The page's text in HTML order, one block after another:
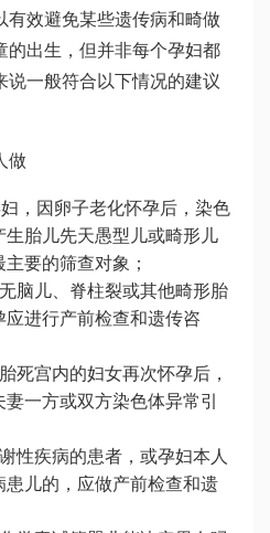
有效避免某些遗传病和畸做
的出生，但并非每个孕妇都
说一般符合以下情况的建议
做
，因卵子老化怀孕后，染色
生胎儿先天愚型儿或畸形儿
要的筛查对象；
脑儿、脊柱裂或其他畸形胎
应进行产前检查和遗传咨
死宫内的妇女再次怀孕后，
一方或双方染色体异常引
性疾病的患者，或孕妇本人
患儿的，应做产前检查和遗